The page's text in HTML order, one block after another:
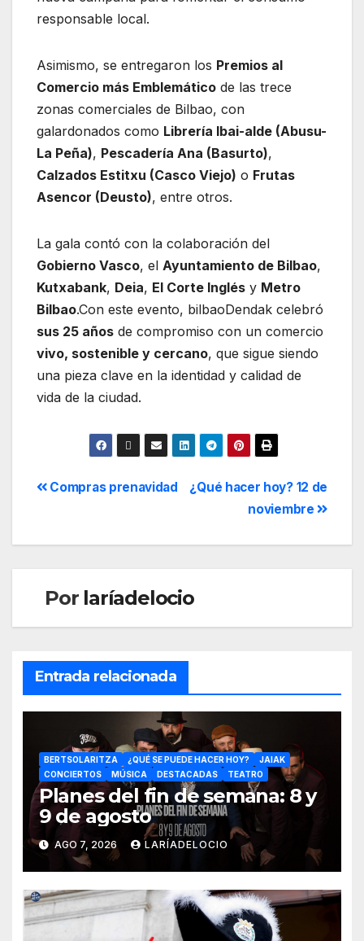
responsable local.
Asimismo, se entregaron los Premios al
Comercio más Emblemático de las trece
zonas comerciales de Bilbao, con
galardonados como Librería Ibai-alde (Abusu-
La Peña), Pescadería Ana (Basurto),
Calzados Estitxu (Casco Viejo) o Frutas
Asencor (Deusto), entre otros.
La gala contó con la colaboración del
Gobierno Vasco, el Ayuntamiento de Bilbao,
Kutxabank, Deia, El Corte Inglés y Metro
Bilbao.Con este evento, bilbaoDendak celebró
sus 25 años de compromiso con un comercio
vivo, sostenible y cercano, que sigue siendo
una pieza clave en la identidad y calidad de
vida de la ciudad.
¿Qué hacer hoy? 12 de
noviembre
Compras prenavidad
Por laríadelocio
Entrada relacionada
BERTSOLARITZA ¿QUÉ SE PUEDE HACER HOY?
JAIAK
CONCIERTOS
MÚSICA DESTACADAS TEATRO
Planes del fin de semana: 8 y
9 de agosto
AGO 7, 2026 LARÍADELOCIO